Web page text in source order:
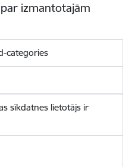
izmantotajām
categories
sīkdatnes lietotājs ir